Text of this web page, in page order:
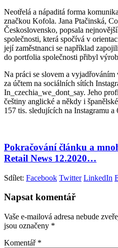
Neotřelá a nápaditá forma
značkou Kofola. Jana Ptačinská,
Československo, popsala
společnosti, která spočívá v
její zaměstnanci se například
do portfolia společnosti přibyl
Na práci se slovem a
za účtem na sociálních sítích
In_czechia_we_dont_say. Jeho
češtiny anglické a někdy i
157 tis. sledujících na Instagramu
Pokračování článku a
Retail News 12.2020…
Sdílet: Facebook Twitter LinkedIn
Napsat komentář
Vaše e-mailová adresa nebude
jsou označeny *
Komentář *